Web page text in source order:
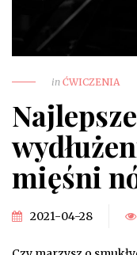
in ĆWICZENIA
mięśni
2021-04-28